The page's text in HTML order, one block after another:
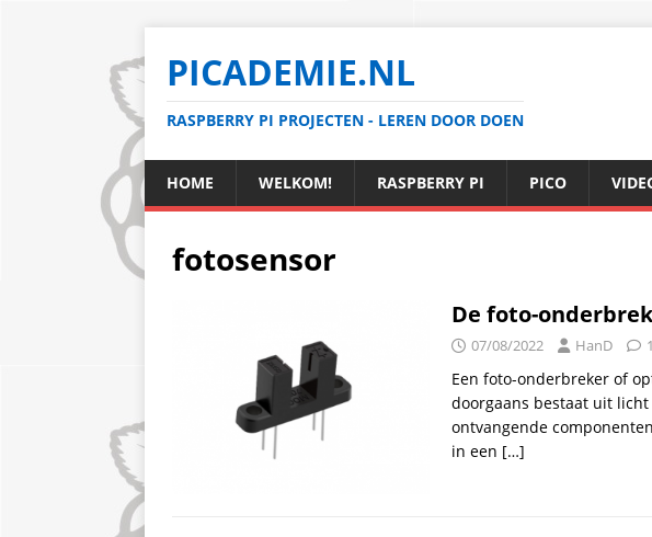
PICADEMIE.NL
RASPBERRY PI PROJECTEN - LEREN DOOR DOEN
HOME WELKOM! RASPBERRY PI PICO
fotosensor
De foto-
07/08/2022 HanD 1
Een foto-onderbreker of
doorgaans bestaat uit
ontvangende
in een […]